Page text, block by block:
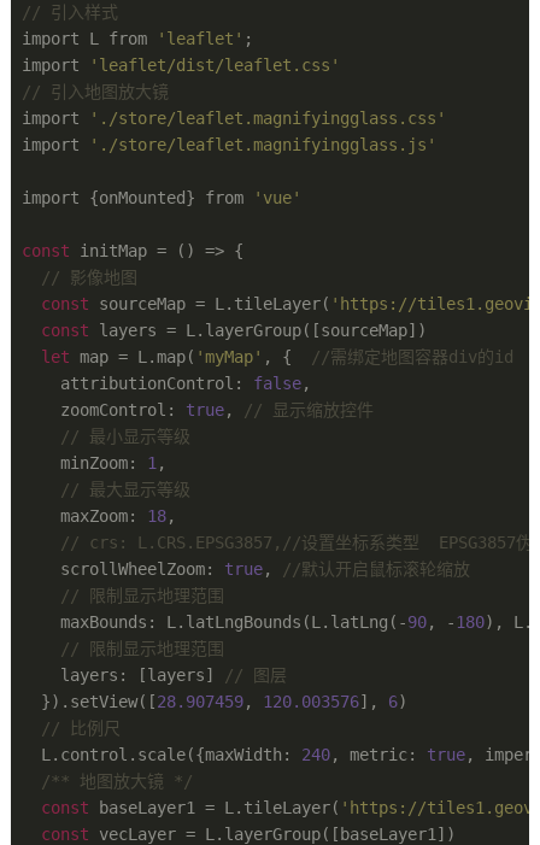
// 引入样式
import L from
'leaflet' ;
import
'leaflet/dist/leaflet.css'
// 引入地图放大镜
import
'./store/leaflet.magnifyingglass.css'
import
'./store/leaflet.magnifyingglass.js'
import {onMounted} from 'vue'
const initMap = () => {
// 影像地图
const sourceMap = L.tileLayer( 'https://
const layers = L.layerGroup([sourceMap])
let map = L.map( 'myMap' , {
//需绑定地图容器div的id
    attributionControl:
false,
    zoomControl:
true,
// 显示缩放控件
// 最小显示等级
    minZoom:
1 ,
// 最大显示等级
    maxZoom:
18,
// crs: L.CRS.EPSG3857,//设置坐标系类型  EPSG3857伪
    scrollWheelZoom:
true,
//默认开启鼠标滚轮缩放
// 限制显示地理范围
    maxBounds: L.latLngBounds(L.latLng(-
90, -180),
// 限制显示地理范围
    layers: [layers]
// 图层
  }).setView([
28.907459, 120.003576], 6)
// 比例尺
  L.control.scale({maxWidth:
240, metric: true,
/** 地图放大镜 */
const baseLayer1 = L.tileLayer( 'https://
const vecLayer = L.layerGroup([baseLayer1])